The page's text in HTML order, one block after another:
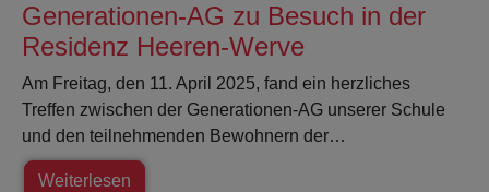
Generationen-AG zu Besuch in der
Residenz Heeren-Werve
Am Freitag, den 11. April 2025, fand ein herzliches
Treffen zwischen der Generationen-AG unserer Schule
und den teilnehmenden Bewohnern der…
Weiterlesen